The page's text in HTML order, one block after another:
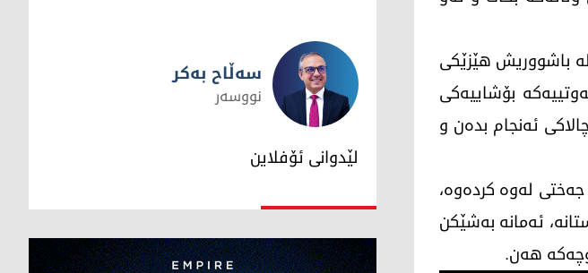
باشووریش هێزێكی
بۆشاییه‌كی
ئه‌نجام بده‌ن و
له‌وه‌ كرده‌وه‌،
ئه‌مانه‌ به‌شێكن
هه‌ن.
سەڵاح بەکر
سەڵاح بەکر
نووسەر
لێدوانی ئۆفلاین